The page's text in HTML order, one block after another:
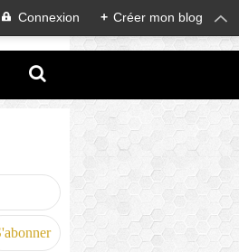
Connexion + Créer mon blog